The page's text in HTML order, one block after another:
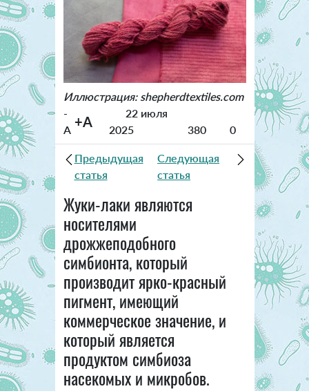
Иллюстрация: shepherdtextiles.com
-
A +A
22 июля
2025
380 0
Предыдущая
статья
Следующая
статья
Жуки-лаки являются
носителями
дрожжеподобного
симбионта, который
производит ярко-красный
пигмент, имеющий
коммерческое значение, и
который является
продуктом симбиоза
насекомых и микробов.